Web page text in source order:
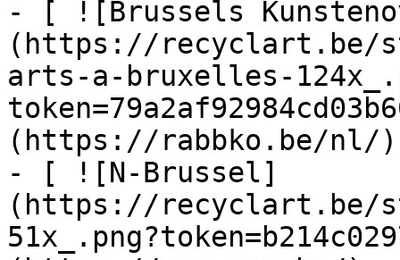
- [ ![Brussels
(https://recyclart.be/
arts-a-bruxelles-
(https://rabbko.be/nl/)
- [ ![N-Brussel]
(https://recyclart.be/